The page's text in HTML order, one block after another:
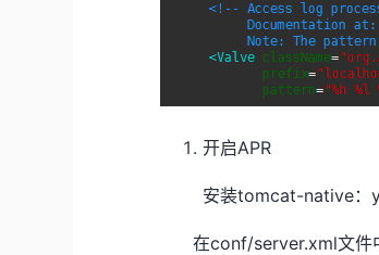
开启APR
安装tomcat-native
在conf/server.xml文件中